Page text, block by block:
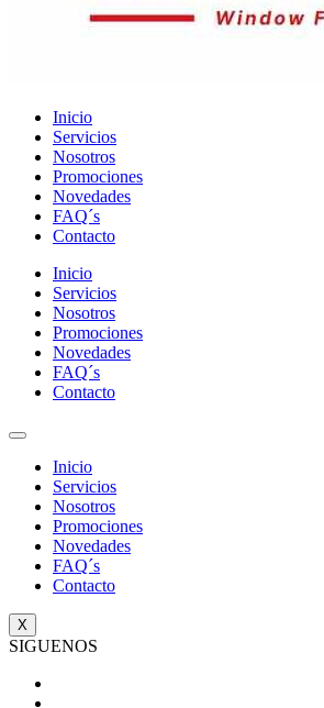
Inicio
Servicios
Nosotros
Promociones
Novedades
FAQ´s
Contacto
Inicio
Servicios
Nosotros
Promociones
Novedades
FAQ´s
Contacto
Inicio
Servicios
Nosotros
Promociones
Novedades
FAQ´s
Contacto
X
SIGUENOS